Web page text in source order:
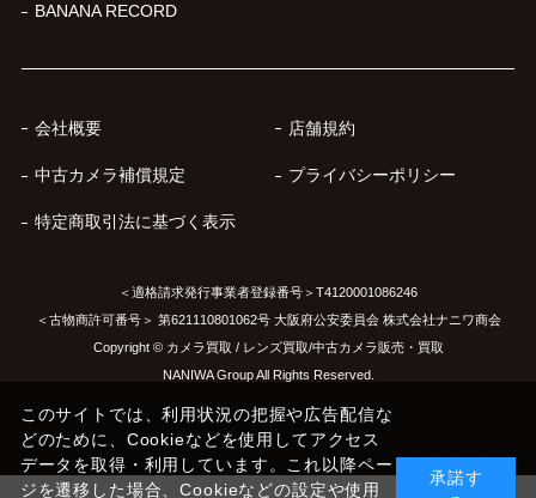
BANANA RECORD
会社概要 店舗規約
中古カメラ補償規定 プライバシーポリシー
特定商取引法に基づく表示
＜適格請求発行事業者登録番号＞T4120001086246
＜古物商許可番号＞ 第621110801062号 大阪府公安委員会 株式会社ナニワ商会
Copyright © カメラ買取 / レンズ買取/中古カメラ販売・買取
NANIWA Group All Rights Reserved.
このサイトでは、利用状況の把握や広告配信な
どのために、Cookieなどを使用してアクセス
データを取得・利用しています。これ以降ペー
ジを遷移した場合、Cookieなどの設定や使用
承諾す